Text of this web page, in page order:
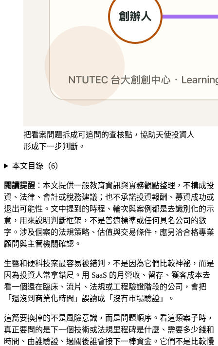
把看案問題拆成可追問的查核點，協助天使投資人
形成下一步判斷。
本文目錄（6）
閱讀提醒 ：本文提供一般教育資訊與實務觀點整理，不構成投
資、法律、會計或稅務建議；也不承諾投資報酬、募資成功或
退出可能性。文中提到的時程、輪次與案例都是去識別化的示
意，用來說明判斷框架，不是普適標準或任何具名公司的數
字。涉及個案的法規策略、估值與交易條件，應另洽合格專業
顧問與主管機關確認。
生醫和硬科技案最容易被錯判，不是因為它們比較神祕，而是
因為投資人常拿錯尺。用 SaaS 的月營收、留存、獲客成本去
看一個還在臨床、流片、法規或工程驗證階段的公司，會把
「還沒到商業化時間」誤讀成「沒有市場驗證」。
這篇要換掉的不是風險意識，而是問題順序。看這類案子時，
真正要問的是下一個技術或法規里程碑是什麼、需要多少錢和
時間、由誰驗證、過關後誰會接下一棒資金。它們不是比較慢